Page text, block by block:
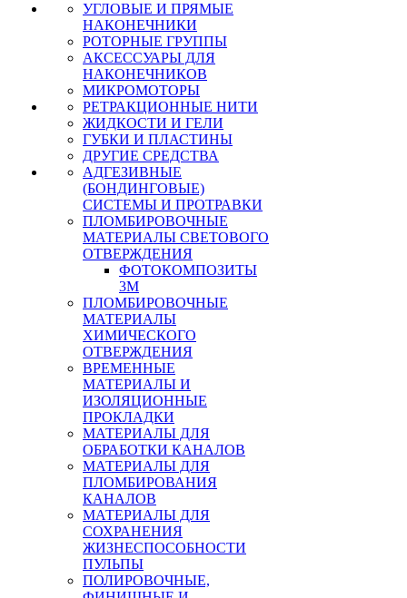
УГЛОВЫЕ И ПРЯМЫЕ
НАКОНЕЧНИКИ
РОТОРНЫЕ ГРУППЫ
АКСЕССУАРЫ ДЛЯ
НАКОНЕЧНИКОВ
МИКРОМОТОРЫ
РЕТРАКЦИОННЫЕ НИТИ
ЖИДКОСТИ И ГЕЛИ
ГУБКИ И ПЛАСТИНЫ
ДРУГИЕ СРЕДСТВА
АДГЕЗИВНЫЕ
(БОНДИНГОВЫЕ)
СИСТЕМЫ И ПРОТРАВКИ
ПЛОМБИРОВОЧНЫЕ
МАТЕРИАЛЫ СВЕТОВОГО
ОТВЕРЖДЕНИЯ
ФОТОКОМПОЗИТЫ
3М
ПЛОМБИРОВОЧНЫЕ
МАТЕРИАЛЫ
ХИМИЧЕСКОГО
ОТВЕРЖДЕНИЯ
ВРЕМЕННЫЕ
МАТЕРИАЛЫ И
ИЗОЛЯЦИОННЫЕ
ПРОКЛАДКИ
МАТЕРИАЛЫ ДЛЯ
ОБРАБОТКИ КАНАЛОВ
МАТЕРИАЛЫ ДЛЯ
ПЛОМБИРОВАНИЯ
КАНАЛОВ
МАТЕРИАЛЫ ДЛЯ
СОХРАНЕНИЯ
ЖИЗНЕСПОСОБНОСТИ
ПУЛЬПЫ
ПОЛИРОВОЧНЫЕ,